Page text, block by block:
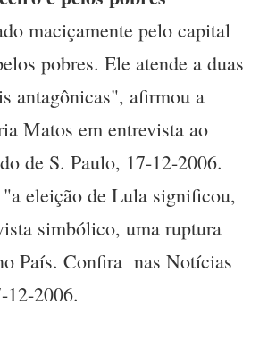
maciçamente pelo capital
pobres. Ele atende a duas
antagônicas", afirmou a
Matos em entrevista ao
de S. Paulo, 17-12-2006.
"a eleição de Lula significou,
simbólico, uma ruptura
País. Confira nas Notícias
12-2006.